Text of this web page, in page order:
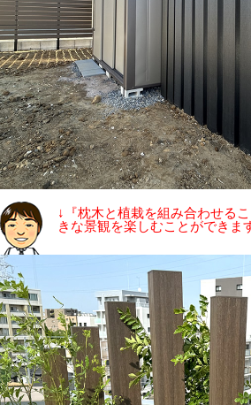
↓『枕木と植栽を組み合わせる
きな景観を楽しむことができま